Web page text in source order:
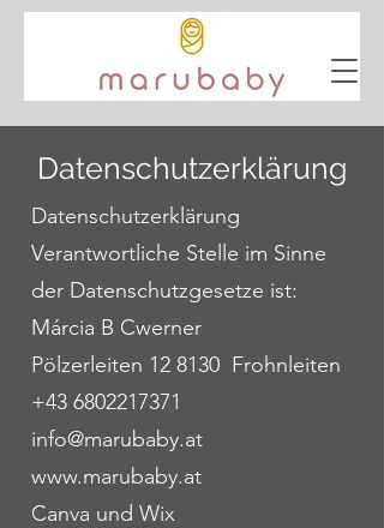
Datenschutzerklärung
Datenschutzerklärung
Verantwortliche Stelle im Sinne
der Datenschutzgesetze ist:
Márcia B Cwerner
Pölzerleiten 12 8130 Frohnleiten
+43 6802217371
info@marubaby.at
www.marubaby.at
Canva und Wix